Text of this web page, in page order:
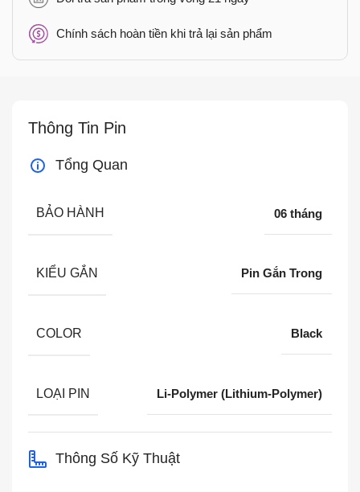
Chính sách hoàn tiền khi trả lại sản phẩm
Thông Tin Pin
Tổng Quan
BẢO HÀNH 06 tháng
KIỂU GẮN Pin Gắn Trong
COLOR Black
LOẠI PIN Li-Polymer (Lithium-Polymer)
Thông Số Kỹ Thuật